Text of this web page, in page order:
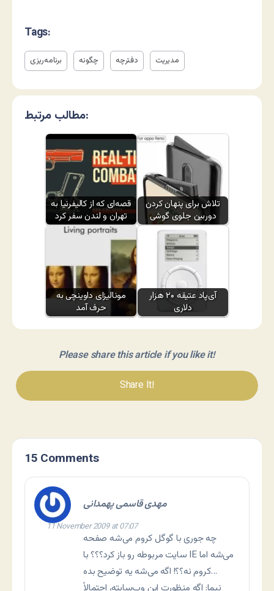
Tags:
برنامه‌ریزی چگونه دفترچه مدیریت
مطالب مرتبط:
قصه‌ای که از کالیفرنیا به
تهران و لندن سفر کرد
تلاش برای پنهان کردن
دوربین جلوی گوشی
مونالیزای داوینچی به
حرف آمد
آی‌پاد عتیقه ۲۰ هزار
دلاری
Please share this article if you like it!
Share It!
15 Comments
مهدی قاسمی پهمدانی
11 November 2009 at 07:07
چه جوری با گوگل کروم می‌شه صفحه
سایت مربوطه رو باز کرد؟؟؟ با IE می‌شه اما
کروم نه؟؟! اگه می‌شه یه توضیح بده…